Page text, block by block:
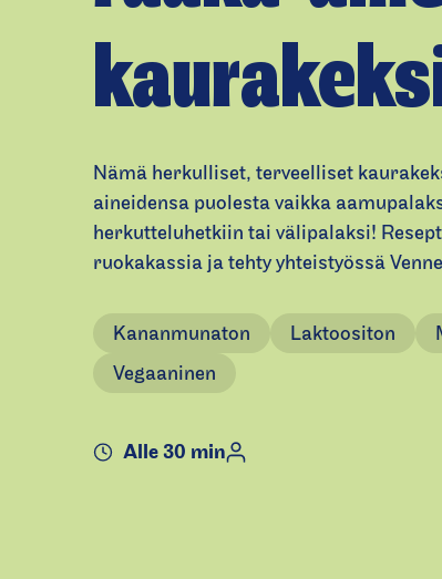
Nämä herkulliset, terveelliset
aineidensa puolesta vaikka
herkutteluhetkiin tai välipalaksi!
ruokakassia ja tehty yhteistyössä
Kananmunaton Laktoositon
Vegaaninen
Alle 30 min